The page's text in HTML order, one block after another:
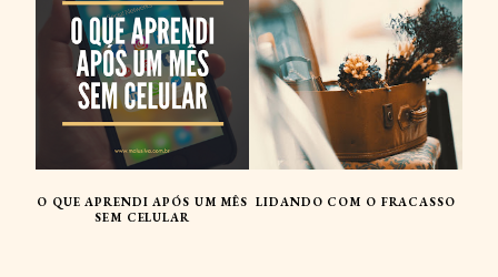
O QUE APRENDI APÓS UM MÊS
SEM CELULAR
LIDANDO COM O FRACASSO